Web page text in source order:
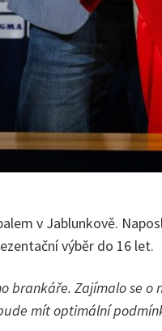
v Jablunkově.
výběr do 16 let.
brankáře. Zajímalo se
mít optimální